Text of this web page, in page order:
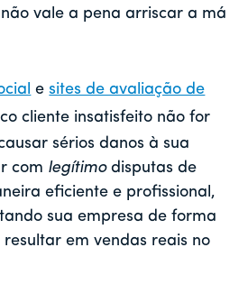
vale a pena arriscar a má
esites de avaliação de
cliente insatisfeito não for
sérios danos à sua
com legítimodisputas de
eficiente e profissional,
sua empresa de forma
resultar em vendas reais no